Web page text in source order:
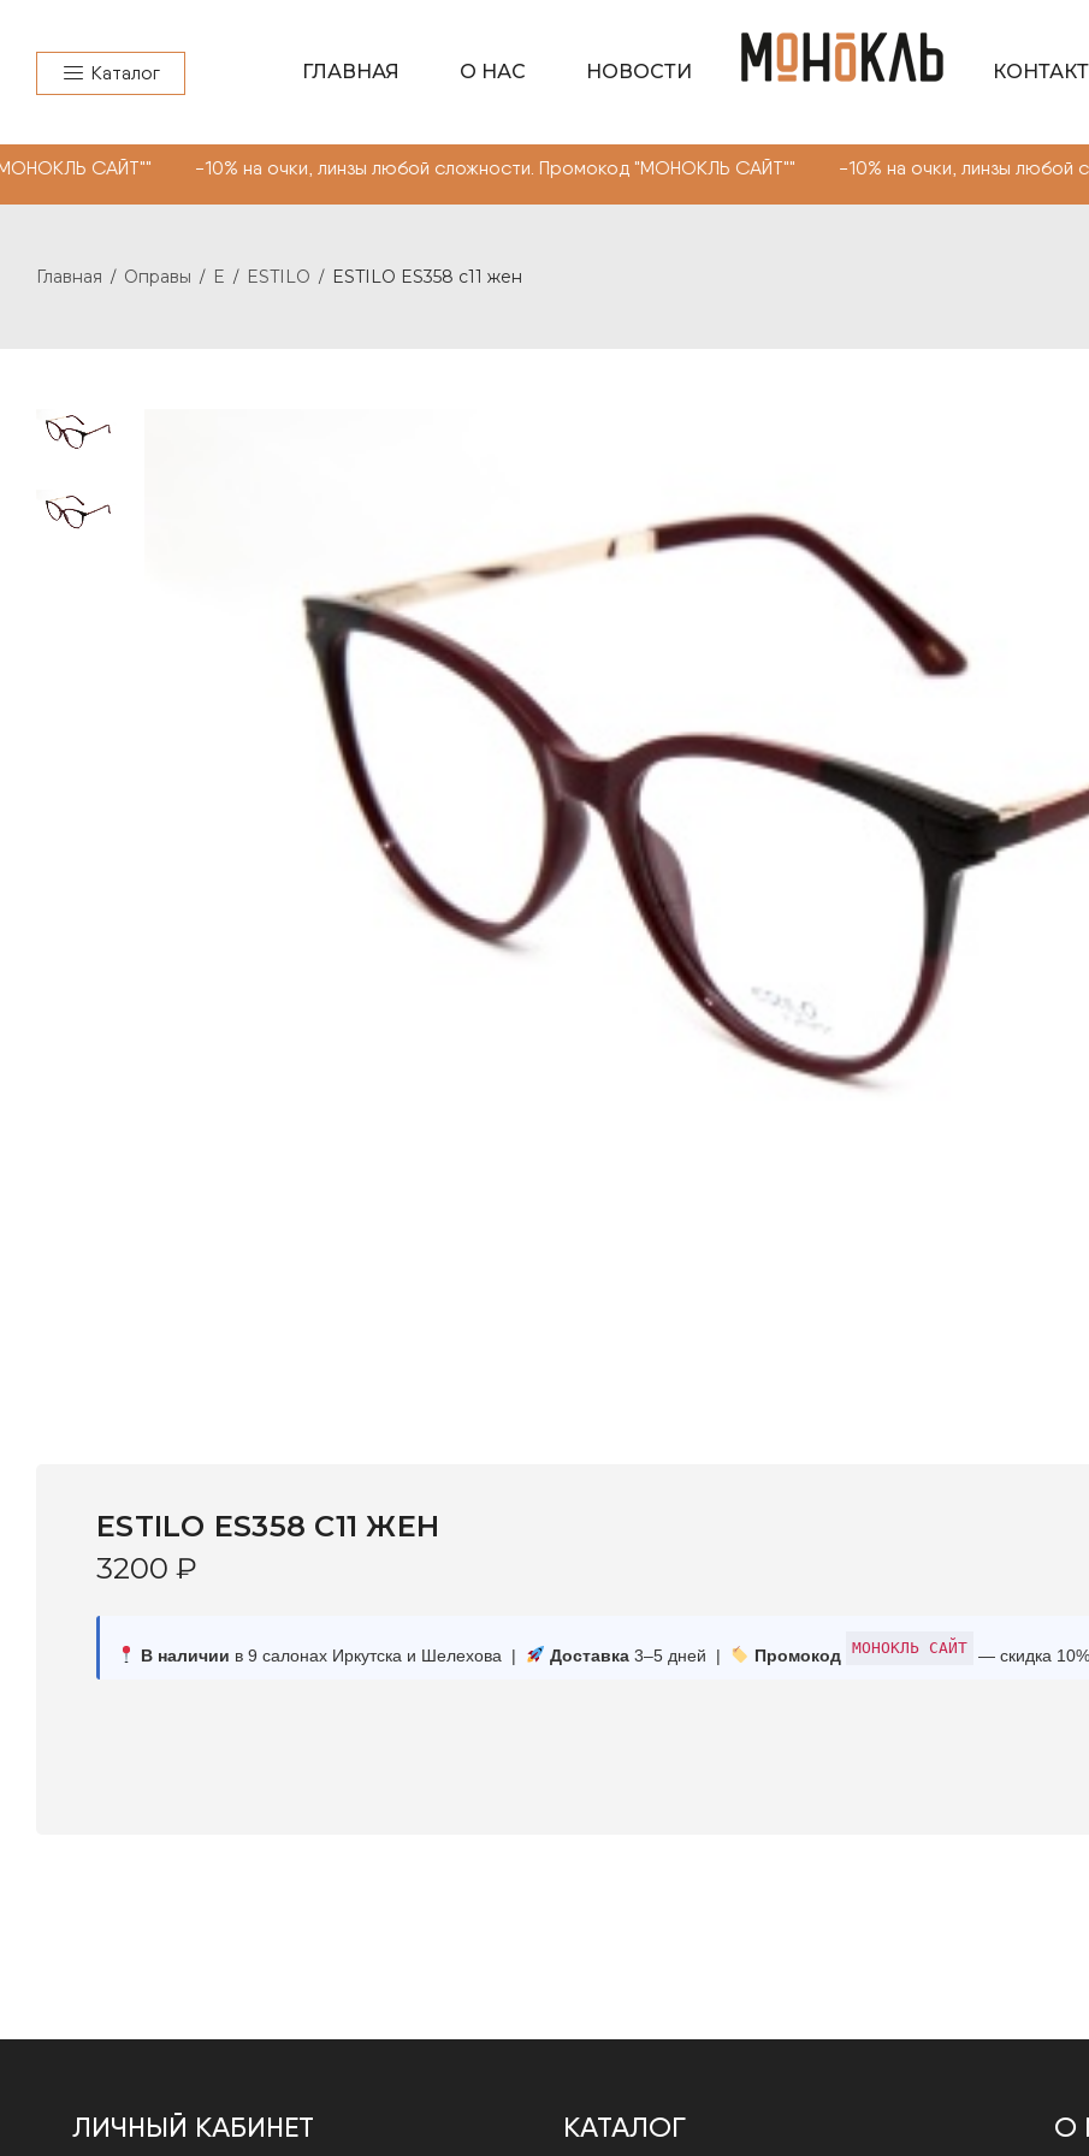
Каталог ГЛАВНАЯ О НАС НОВОСТИ
-10% на очки, линзы любой сложности. Промокод "МОНОКЛЬ САЙТ"" -10% на очки, линзы любой
Главная / Оправы / E / ESTILO / ESTILO ES358 с11 жен
ESTILO ES358 С11 ЖЕН
3200 ₽
В наличии в 9 салонах Иркутска и Шелехова | Доставка3–5 дней | Промокод МОНОКЛЬ САЙТ — скидка 10%
ЛИЧНЫЙ КАБИНЕТ КАТАЛОГ О